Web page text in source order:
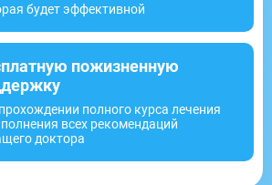
будет эффективной
пожизненную
полного курса лечения
всех рекомендаций
доктора